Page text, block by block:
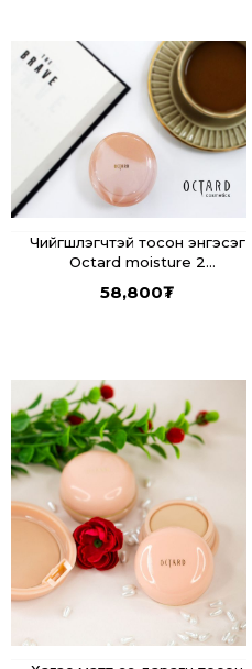
Чийгшүүлэгчтэй тосон энгэсэг
Octard moisture 2
58,800₮